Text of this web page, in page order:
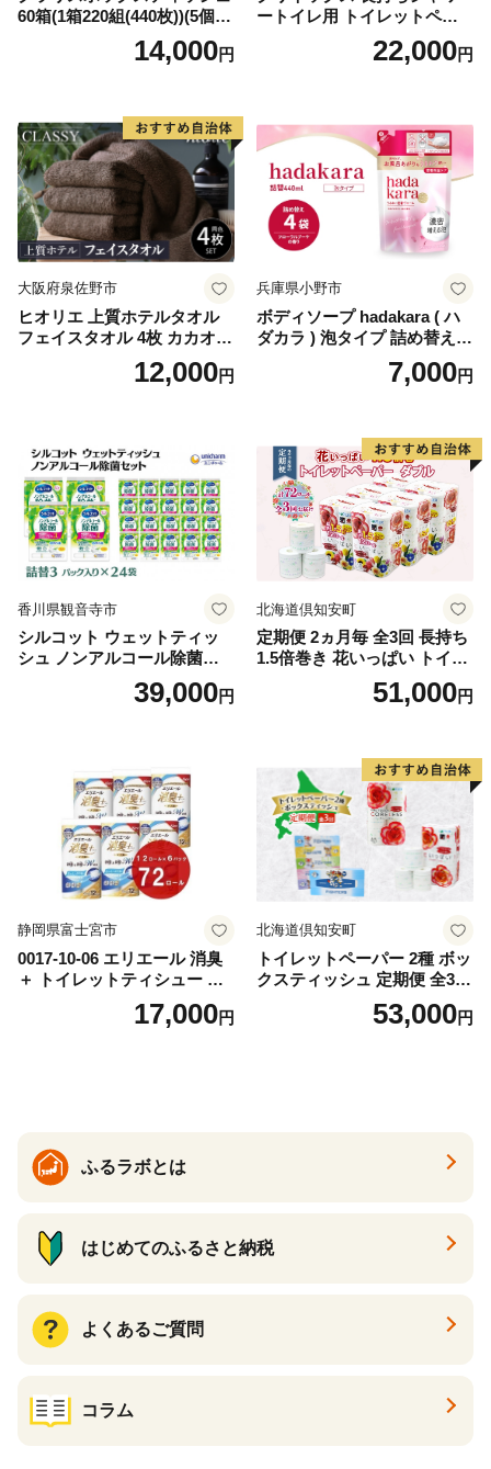
60箱(1箱220組(440枚))(5個入
り×12セット)【1256759】
14,000円
ートイレ用 トイレットペー
パー（ダブル）64ロール(8ロ
ール×8パック) 開成町 トイレ
蓄 防災 エコ 消耗品 生活雑貨
生活用品 無香料 トイレット
ペーパー ダブル といれっと
ぺーぱー トイレ クレシア ト
イレットペーパー [BDBH002
-1]
22,000円
大阪府泉佐野市
ヒオリエ 上質ホテルタオル
フェイスタオル 4枚 カカオ
【タオル 泉州タオル 吸水 普
段使い 無地 シンプル 日用品
12,000円
兵庫県小野市
ボディソープ hadakara ( ハ
ダカラ ) 泡タイプ 詰め替え 4
40ml×4袋 ボディーソープ 泡
ボディソープ 泡 日用品 消耗
泡石鹸 石鹸 兵庫 兵庫県 小野
7,000円
香川県観音寺市
シルコット ウェットティッ
シュ ノンアルコール除菌詰
替（43枚×3P）×24袋 日用品
おもちゃ 拭き取り 手拭き 外
39,000円
北海道倶知安町
定期便 2ヵ月毎 全3回 長持ち
1.5倍巻き 花いっぱい トイレ
ットペーパー ダブル 45ｍ 計
72ロール 全18種 花柄 プリン
ー 消耗品 備蓄 送料無料 北海
道 倶知安町 日用品
51,000円
静岡県富士宮市
0017-10-06 エリエール 消臭
＋ トイレットティシュー し
っかり香るフレッシュクリア
の香り ダブル 12ロール×6パ
17,000円
北海道倶知安町
トイレットペーパー 2種 ボッ
クスティッシュ 定期便 全3
回 日本製 まとめ買い 防災
常備品 日用雑貨 消耗品 生活
53,000円
ふるラボとは
はじめてのふるさと納税
よくあるご質問
コラム